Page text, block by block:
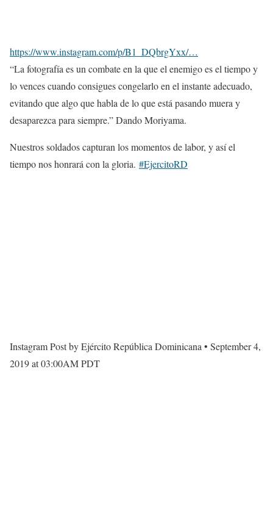
https://www.instagram.com/p/B1_DQbrgYxx/…
“La fotografía es un combate en la que el enemigo es el tiempo y
lo vences cuando consigues congelarlo en el instante adecuado,
evitando que algo que habla de lo que está pasando muera y
desaparezca para siempre.” Dando Moriyama.
Nuestros soldados capturan los momentos de labor, y así el
tiempo nos honrará con la gloria. #EjercitoRD
Instagram Post by Ejército República Dominicana • September 4,
2019 at 03:00AM PDT